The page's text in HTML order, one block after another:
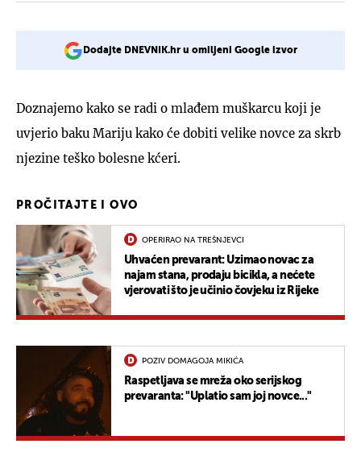
Dodajte DNEVNIK.hr u omiljeni Google izvor
Doznajemo kako se radi o mlađem muškarcu koji je
uvjerio baku Mariju kako će dobiti velike novce za skrb
njezine teško bolesne kćeri.
PROČITAJTE I OVO
OPERIRAO NA TREŠNJEVCI
Uhvaćen prevarant: Uzimao novac za
najam stana, prodaju bicikla, a nećete
vjerovati što je učinio čovjeku iz Rijeke
POZIV DOMAGOJA MIKIĆA
Raspetljava se mreža oko serijskog
prevaranta: "Uplatio sam joj novce..."